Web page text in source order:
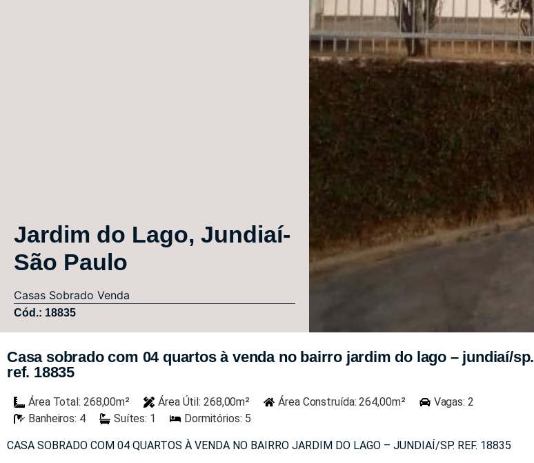
Jardim do Lago, Jundiaí-
São Paulo
Casas Sobrado Venda
Cód.: 18835
Casa sobrado com 04 quartos à venda no bairro jardim do lago – jundiaí/sp.
ref. 18835
Área Total: 268,00m² Área Útil: 268,00m² Área Construída: 264,00m²
Vagas: 2
Banheiros: 4
Suítes: 1 Dormitórios: 5
CASA SOBRADO COM 04 QUARTOS À VENDA NO BAIRRO JARDIM DO LAGO – JUNDIAÍ/SP. REF. 18835